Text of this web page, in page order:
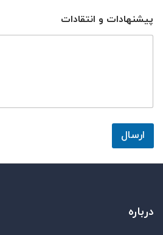
پیشنهادات و انتقادات
ارسال
درباره